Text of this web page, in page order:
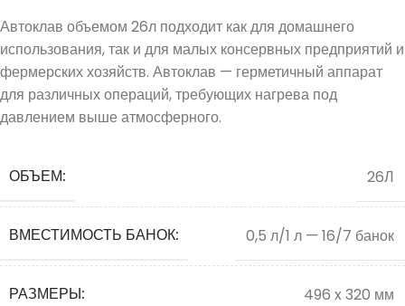
Автоклав объемом 26л подходит как для домашнего
использования, так и для малых консервных предприятий и
фермерских хозяйств. Автоклав — герметичный аппарат
для различных операций, требующих нагрева под
давлением выше атмосферного.
ОБЪЕМ: 26Л
ВМЕСТИМОСТЬ БАНОК: 0,5 л/1 л — 16/7 банок
РАЗМЕРЫ: 496 x 320 мм